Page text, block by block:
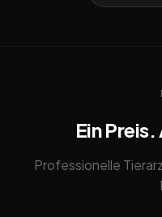
Ein
Professionelle